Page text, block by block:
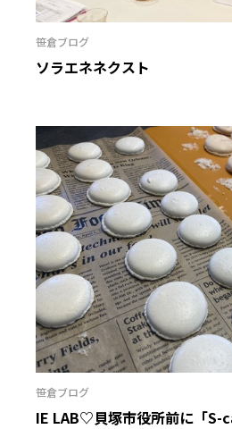
笹倉ブログ
ソラエネネクスト
笹倉ブログ
IE LAB♡貝塚市役所前に「S-